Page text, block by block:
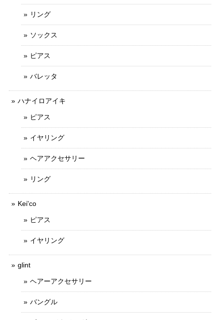
リング
ソックス
ピアス
バレッタ
ハナイロアイキ
ピアス
イヤリング
ヘアアクセサリー
リング
Kei'co
ピアス
イヤリング
glint
ヘアーアクセサリー
バングル